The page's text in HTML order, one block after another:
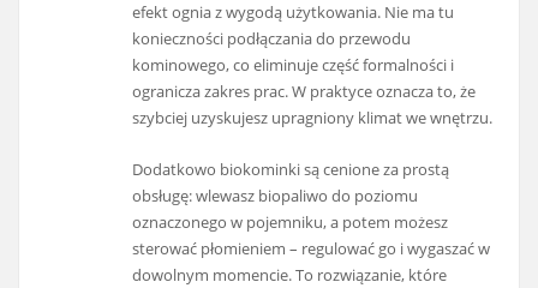
efekt ognia z wygodą użytkowania. Nie ma tu
konieczności podłączania do przewodu
kominowego, co eliminuje część formalności i
ogranicza zakres prac. W praktyce oznacza to, że
szybciej uzyskujesz upragniony klimat we wnętrzu.
Dodatkowo biokominki są cenione za prostą
obsługę: wlewasz biopaliwo do poziomu
oznaczonego w pojemniku, a potem możesz
sterować płomieniem – regulować go i wygaszać w
dowolnym momencie. To rozwiązanie, które